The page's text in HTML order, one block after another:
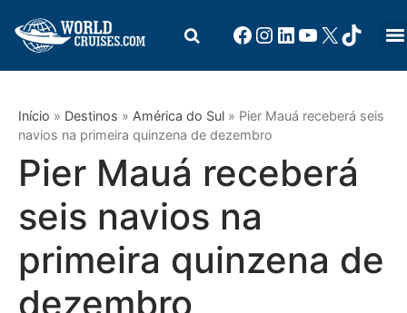
Início » Destinos » América do Sul » Pier Mauá receberá seis
navios na primeira quinzena de dezembro
Pier Mauá receberá
seis navios na
primeira quinzena de
dezembro